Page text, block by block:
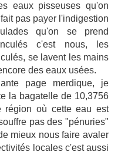
eaux pisseuses qu'on
pas payer l'indigestion
qu'on se prend
c'est nous, les
se lavent les mains
des eaux usées.
page merdique, je
la bagatelle de 10,3756
région où cette eau est
pas des "pénuries"
mieux nous faire avaler
locales c'est aussi